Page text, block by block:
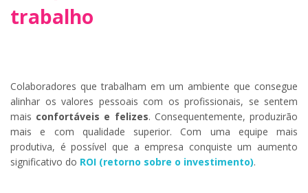
trabalho
Colaboradores que trabalham em um ambiente que consegue
alinhar os valores pessoais com os profissionais, se sentem
mais confortáveis e felizes. Consequentemente, produzirão
mais e com qualidade superior. Com uma equipe mais
produtiva, é possível que a empresa conquiste um aumento
significativo do ROI (retorno sobre o investimento).